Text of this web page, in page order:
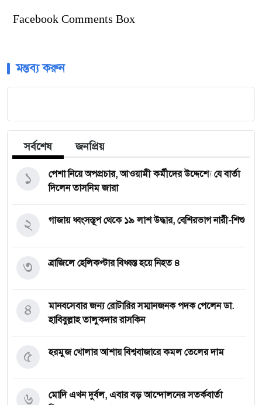
Facebook Comments Box
মন্তব্য করুন
সর্বশেষ জনপ্রিয়
পেশা নিয়ে অপপ্রচার, আওয়ামী কর্মীদের উদ্দেশ্যে যে বার্তা
দিলেন তাসনিম জারা
১
গাজায় ধ্বংসস্তূপ থেকে ১৯ লাশ উদ্ধার, বেশিরভাগ নারী-শিশু
২
ব্রাজিলে হেলিকপ্টার বিধ্বস্ত হয়ে নিহত ৪
৩
মানবসেবার জন্য রোটারির সম্মানজনক পদক পেলেন ডা.
হাবিবুল্লাহ তালুকদার রাসকিন
৪
হরমুজ খোলার আশায় বিশ্ববাজারে কমল তেলের দাম
৫
মোদি এখন দুর্বল, এবার বড় আন্দোলনের সতর্কবার্তা
৬